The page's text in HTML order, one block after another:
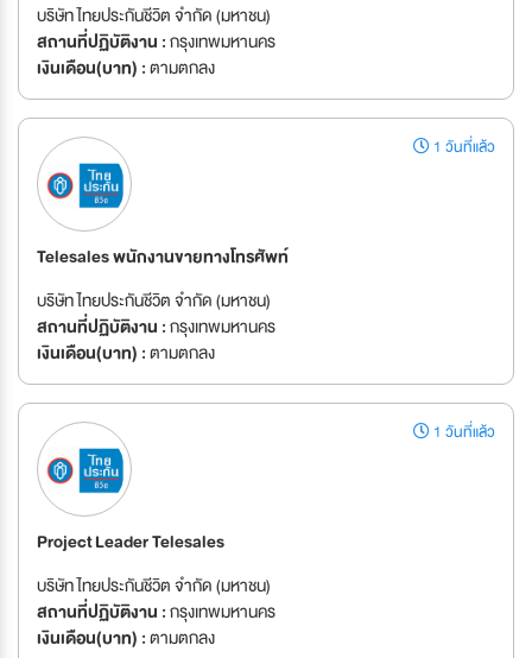
บริษัท ไทยประกันชีวิต จำกัด (มหาชน)
สถานที่ปฏิบัติงาน :กรุงเทพมหานคร
เงินเดือน(บาท) :ตามตกลง
1 วันที่แล้ว
Telesales พนักงานขายทางโทรศัพท์
บริษัท ไทยประกันชีวิต จำกัด (มหาชน)
สถานที่ปฏิบัติงาน :กรุงเทพมหานคร
เงินเดือน(บาท) :ตามตกลง
1 วันที่แล้ว
Project Leader Telesales
บริษัท ไทยประกันชีวิต จำกัด (มหาชน)
สถานที่ปฏิบัติงาน :กรุงเทพมหานคร
เงินเดือน(บาท) :ตามตกลง